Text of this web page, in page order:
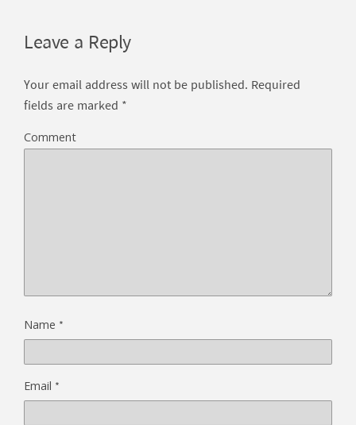
Leave a Reply
Your email address will not be published. Required
fields are marked *
Comment
Name *
Email *